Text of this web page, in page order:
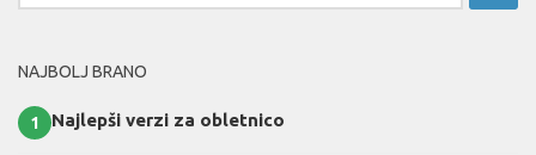
NAJBOLJ BRANO
1 Najlepši verzi za obletnico